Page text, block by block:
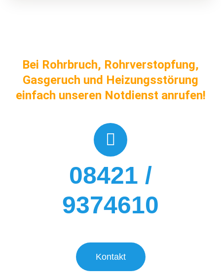
Bei Rohrbruch, Rohrverstopfung,
Gasgeruch und Heizungsstörung
einfach unseren Notdienst anrufen!
08421 /
9374610
Kontakt